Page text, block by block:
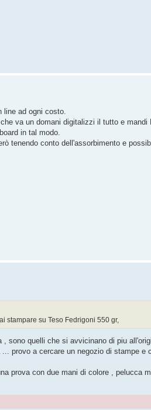
ad ogni costo.
va un domani digitalizzi il tutto e
in tal modo.
tenendo conto dell'assorbimento e
stampare su Teso Fedrigoni 550 gr,
sono quelli che si avvicinano di piu
provo a cercare un negozio di stampe
prova con due mani di colore , pelucca